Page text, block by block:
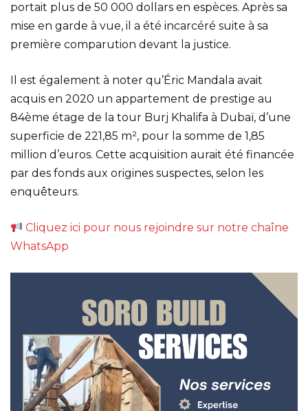
portait plus de 50 000 dollars en espèces. Après sa
mise en garde à vue, il a été incarcéré suite à sa
première comparution devant la justice.
Il est également à noter qu’Éric Mandala avait
acquis en 2020 un appartement de prestige au
84ème étage de la tour Burj Khalifa à Dubaï, d’une
superficie de 221,85 m², pour la somme de 1,85
million d’euros. Cette acquisition aurait été financée
par des fonds aux origines suspectes, selon les
enquêteurs.
Cliquez ici pour nous rejoindre sur notre chaîne
WhatsApp